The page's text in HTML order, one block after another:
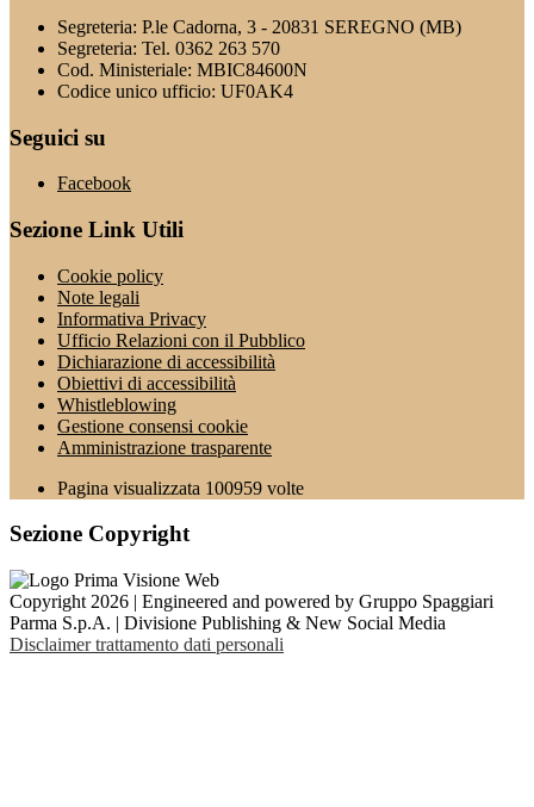
Segreteria: P.le Cadorna, 3 - 20831 SEREGNO (MB)
Segreteria: Tel. 0362 263 570
Cod. Ministeriale: MBIC84600N
Codice unico ufficio: UF0AK4
Seguici su
Facebook
Sezione Link Utili
Cookie policy
Note legali
Informativa Privacy
Ufficio Relazioni con il Pubblico
Dichiarazione di accessibilità
Obiettivi di accessibilità
Whistleblowing
Gestione consensi cookie
Amministrazione trasparente
Pagina visualizzata 100959 volte
Sezione Copyright
Copyright 2026 | Engineered and powered by Gruppo Spaggiari
Parma S.p.A. | Divisione Publishing & New Social Media
Disclaimer trattamento dati personali